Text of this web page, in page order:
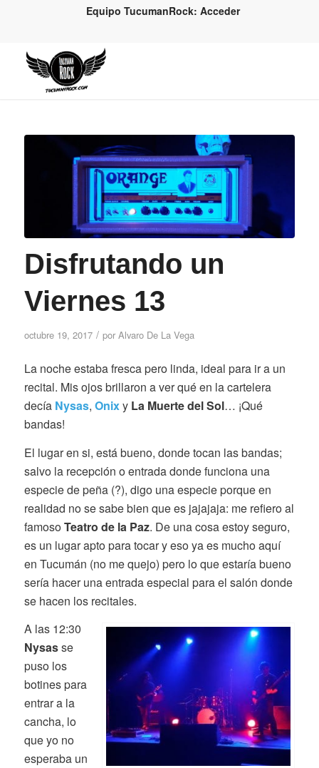
Equipo TucumanRock: Acceder
Disfrutando un
Viernes 13
octubre 19, 2017 / por Alvaro De La Vega
La noche estaba fresca pero linda, ideal para ir a un
recital. Mis ojos brillaron a ver qué en la cartelera
decía Nysas, Onixy La Muerte del Sol… ¡Qué
bandas!
El lugar en si, está bueno, donde tocan las bandas;
salvo la recepción o entrada donde funciona una
especie de peña (?), digo una especie porque en
realidad no se sabe bien que es jajajaja: me refiero al
famosoTeatro de la Paz. De una cosa estoy seguro,
es un lugar apto para tocar y eso ya es mucho aquí
en Tucumán (no me quejo) pero lo que estaría bueno
sería hacer una entrada especial para el salón donde
se hacen los recitales.
A las 12:30
Nysasse
puso los
botines para
entrar a la
cancha, lo
que yo no
esperaba un